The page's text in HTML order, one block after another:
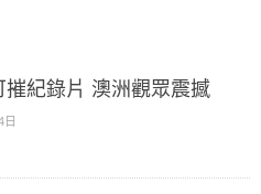
摧紀錄片 澳洲觀眾震撼
日